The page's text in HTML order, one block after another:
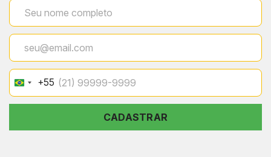
Brazil
+55
+55
CADASTRAR